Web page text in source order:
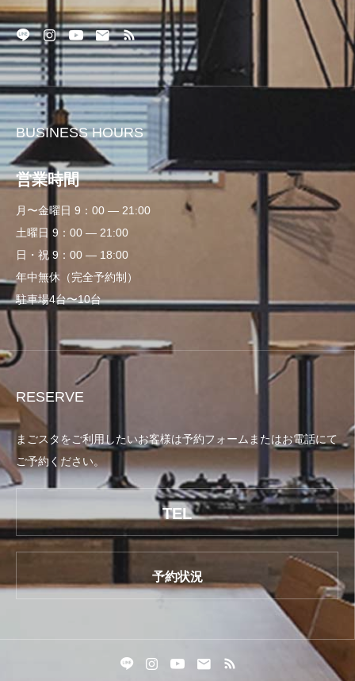
BUSINESS HOURS
営業時間
月〜金曜日 9：00 — 21:00
土曜日 9：00 — 21:00
日・祝 9：00 — 18:00
年中無休（完全予約制）
駐車場4台〜10台
RESERVE
まごスタをご利用したいお客様は予約フォームまたはお電話にて
ご予約ください。
TEL
予約状況